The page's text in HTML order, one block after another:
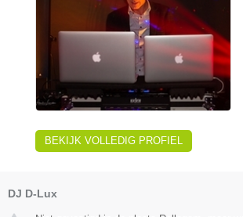
BEKIJK VOLLEDIG PROFIEL
DJ D-Lux